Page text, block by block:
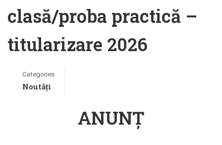
clasă/proba practică –
titularizare 2026
Categories
Noutăți
ANUNȚ